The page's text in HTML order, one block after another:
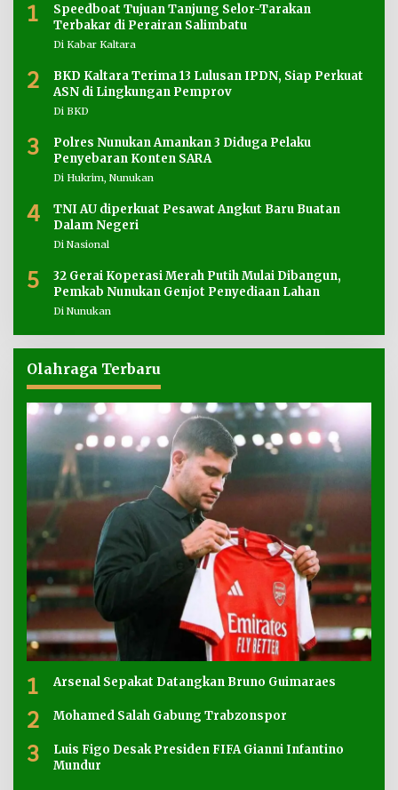
1
Speedboat Tujuan Tanjung Selor-Tarakan
Terbakar di Perairan Salimbatu
Di Kabar Kaltara
2
BKD Kaltara Terima 13 Lulusan IPDN, Siap Perkuat
ASN di Lingkungan Pemprov
Di BKD
3
Polres Nunukan Amankan 3 Diduga Pelaku
Penyebaran Konten SARA
Di Hukrim, Nunukan
4
TNI AU diperkuat Pesawat Angkut Baru Buatan
Dalam Negeri
Di Nasional
5
32 Gerai Koperasi Merah Putih Mulai Dibangun,
Pemkab Nunukan Genjot Penyediaan Lahan
Di Nunukan
Olahraga Terbaru
1 Arsenal Sepakat Datangkan Bruno Guimaraes
2 Mohamed Salah Gabung Trabzonspor
3
Luis Figo Desak Presiden FIFA Gianni Infantino
Mundur